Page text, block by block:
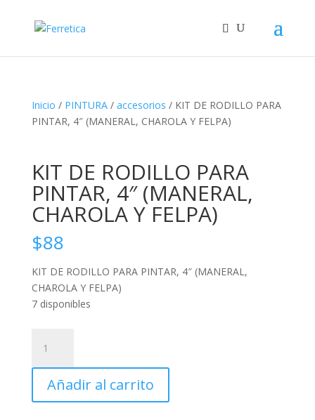
Inicio / PINTURA/ accesorios / KIT DE RODILLO PARA
PINTAR, 4″ (MANERAL, CHAROLA Y FELPA)
KIT DE RODILLO PARA
PINTAR, 4″ (MANERAL,
CHAROLA Y FELPA)
$88
KIT DE RODILLO PARA PINTAR, 4″ (MANERAL,
CHAROLA Y FELPA)
7 disponibles
RODILLO
PARA
PINTAR,
Añadir al carrito